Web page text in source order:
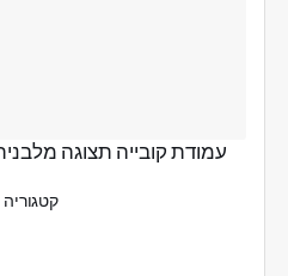
קטגוריה